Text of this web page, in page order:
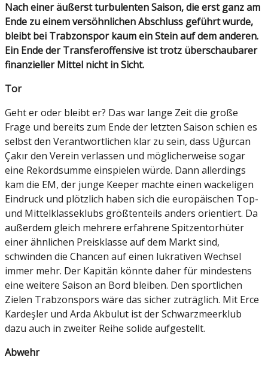
Nach einer äußerst turbulenten Saison, die erst ganz am
Ende zu einem versöhnlichen Abschluss geführt wurde,
bleibt bei Trabzonspor kaum ein Stein auf dem anderen.
Ein Ende der Transferoffensive ist trotz überschaubarer
finanzieller Mittel nicht in Sicht.
Tor
Geht er oder bleibt er? Das war lange Zeit die große
Frage und bereits zum Ende der letzten Saison schien es
selbst den Verantwortlichen klar zu sein, dass Uğurcan
Çakır den Verein verlassen und möglicherweise sogar
eine Rekordsumme einspielen würde. Dann allerdings
kam die EM, der junge Keeper machte einen wackeligen
Eindruck und plötzlich haben sich die europäischen Top-
und Mittelklasseklubs größtenteils anders orientiert. Da
außerdem gleich mehrere erfahrene Spitzentorhüter
einer ähnlichen Preisklasse auf dem Markt sind,
schwinden die Chancen auf einen lukrativen Wechsel
immer mehr. Der Kapitän könnte daher für mindestens
eine weitere Saison an Bord bleiben. Den sportlichen
Zielen Trabzonspors wäre das sicher zuträglich. Mit Erce
Kardeşler und Arda Akbulut ist der Schwarzmeerklub
dazu auch in zweiter Reihe solide aufgestellt.
Abwehr